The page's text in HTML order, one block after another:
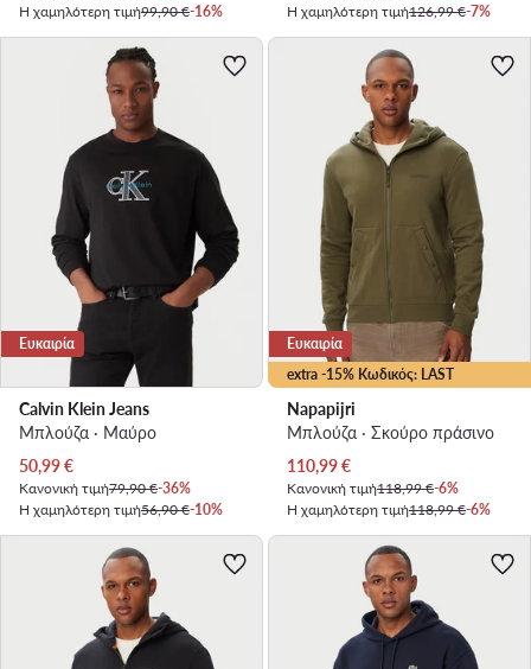
Η χαμηλότερη τιμή99,90 €-16%
Η χαμηλότερη τιμή126,99 €-7%
Ευκαιρία
Calvin Klein Jeans
Μπλούζα · Μαύρο
Τρέχουσα τιμή
50,99€
Κανονική τιμή79,90 €-36%
Η χαμηλότερη τιμή56,90 €-10%
extra -15% Κωδικός: LAST
Ευκαιρία
Napapijri
Μπλούζα · Σκούρο πράσινο
Τρέχουσα τιμή
110,99€
Κανονική τιμή118,99 €-6%
Η χαμηλότερη τιμή118,99 €-6%